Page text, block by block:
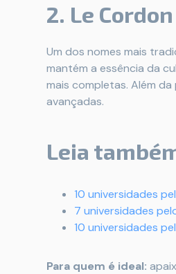
2. Le
Um dos nomes mais
mantém a essência da
mais completas. Além
avançadas.
Leia
10 universidades
7 universidades
10 universidades
Para quem é ideal: